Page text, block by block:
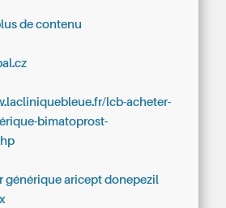
de contenu
lcb-acheter-
bimatoprost-
générique aricept donepezil